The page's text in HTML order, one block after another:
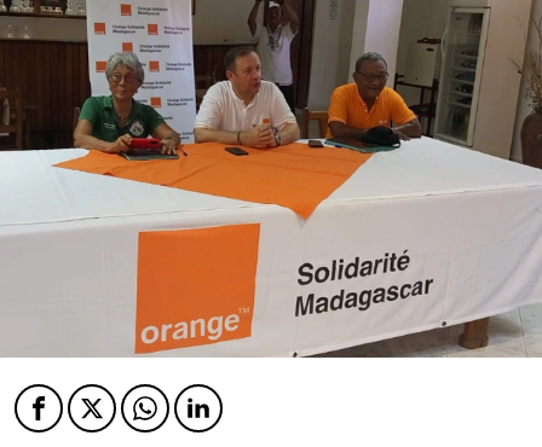
Facebook
TwitterTwitterTwitter